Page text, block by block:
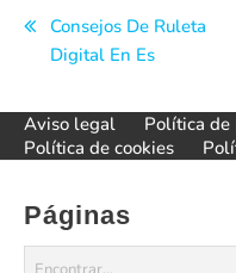
Navegación
de
entradas
Consejos De Ruleta
Digital En Es
Aviso legal
Política de
Política de cookies
Páginas